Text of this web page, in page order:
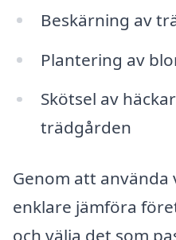
Beskärning av
Plantering av
Skötsel av
trädgården
Genom att använda
enklare jämföra
och välja det som